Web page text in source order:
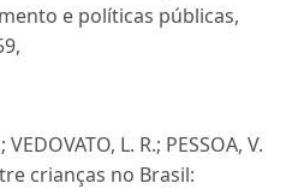
e políticas públicas,
L. R.; PESSOA, V.
crianças no Brasil: